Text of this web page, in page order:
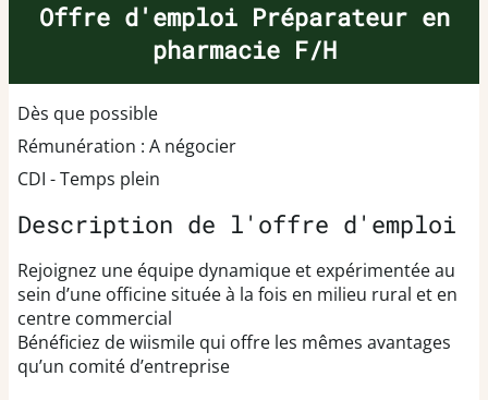
Offre d'emploi Préparateur en
pharmacie F/H
Dès que possible
Rémunération : A négocier
CDI - Temps plein
Description de l'offre d'emploi
Rejoignez une équipe dynamique et expérimentée au
sein d’une officine située à la fois en milieu rural et en
centre commercial
Bénéficiez de wiismile qui offre les mêmes avantages
qu’un comité d’entreprise